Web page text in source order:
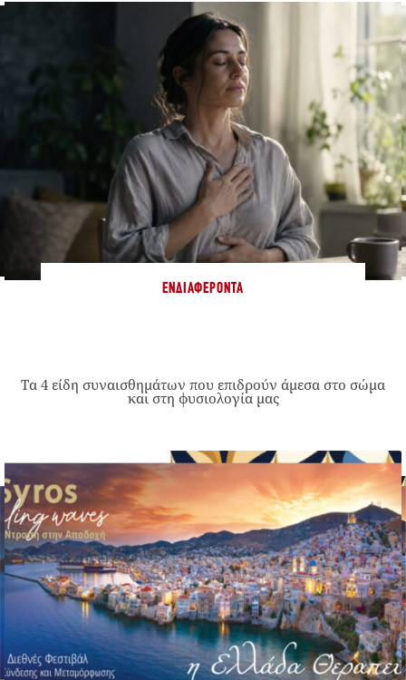
ΕΝΔΙΑΦΈΡΟΝΤΑ
Τα 4 είδη συναισθημάτων που επιδρούν άμεσα στο σώμα
και στη φυσιολογία μας